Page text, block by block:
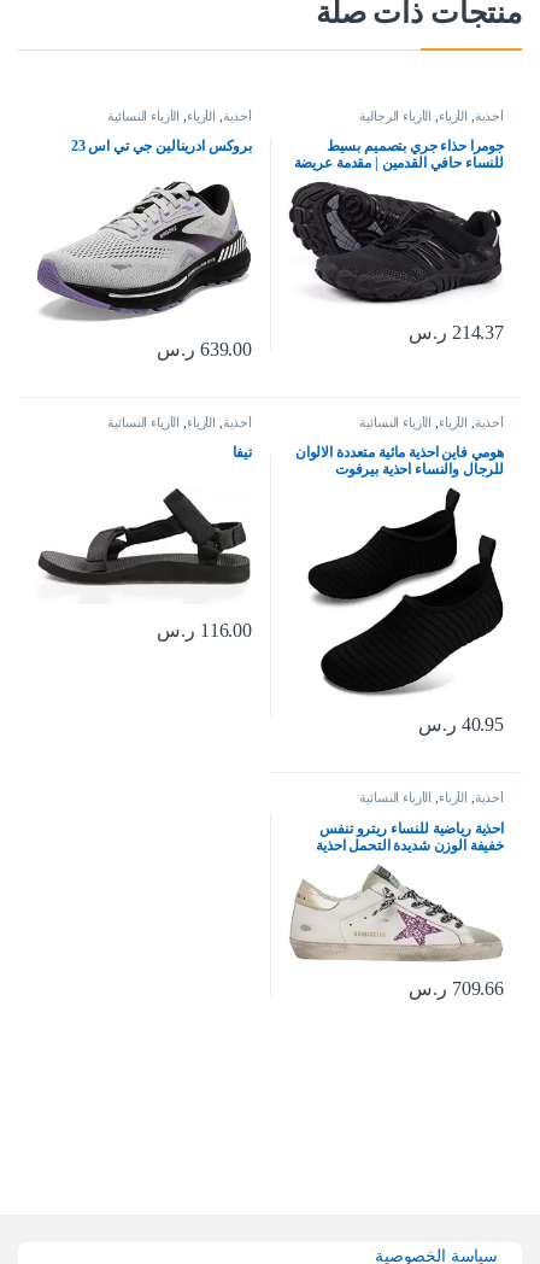
منتجات ذات صلة
أحذية الأزياء الأزياء الرجالية
جومرا حذاء جري بتصميم بسيط
للنساء حافي القدمين | مقدمة عريضة
214.37 ر.س
أحذية الأزياء الأزياء النسائية
بروكس ادرينالين جي تي اس 23
639.00 ر.س
أحذية الأزياء الأزياء النسائية
هومي فاين احذية مائية متعددة الالوان
للرجال والنساء احذية بيرفوت
للشاطئ وحمام السباحة للاولاد
والبنات، احذية مائية سريعة الجفاف
لليوجا وركوب الامواج والسباحة
والرياضات المائية
40.95 ر.س
أحذية الأزياء الأزياء النسائية
تيفا
116.00 ر.س
أحذية الأزياء الأزياء النسائية
احذية رياضية للنساء ريترو تنفس
خفيفة الوزن شديدة التحمل احذية
رياضية جلدية غير رسمية من جولدن
709.66 ر.س
سياسة الخصوصية